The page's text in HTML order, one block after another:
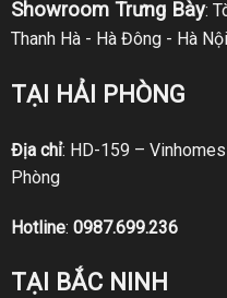
Showroom Trưng Bày:
Thanh Hà - Hà Đông - Hà Nội
TẠI HẢI PHÒNG
Địa chỉ: HD-159 –
Phòng
Hotline: 0987.699.236
TẠI BẮC NINH